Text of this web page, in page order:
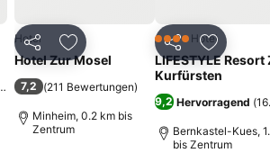
hinzufügen
)
Teilen Zu Favoriten hinzufügen
Hotel
Hotel Zur Mosel
7,2 (211 Bewertungen)
Minheim, 0.2 km bis
Zentrum
Teilen Zu
4 SterneHotel
LIFESTYLE Resort
Kurfürsten
9,2 Hervorragend (
Bernkastel-Kues,
bis Zentrum